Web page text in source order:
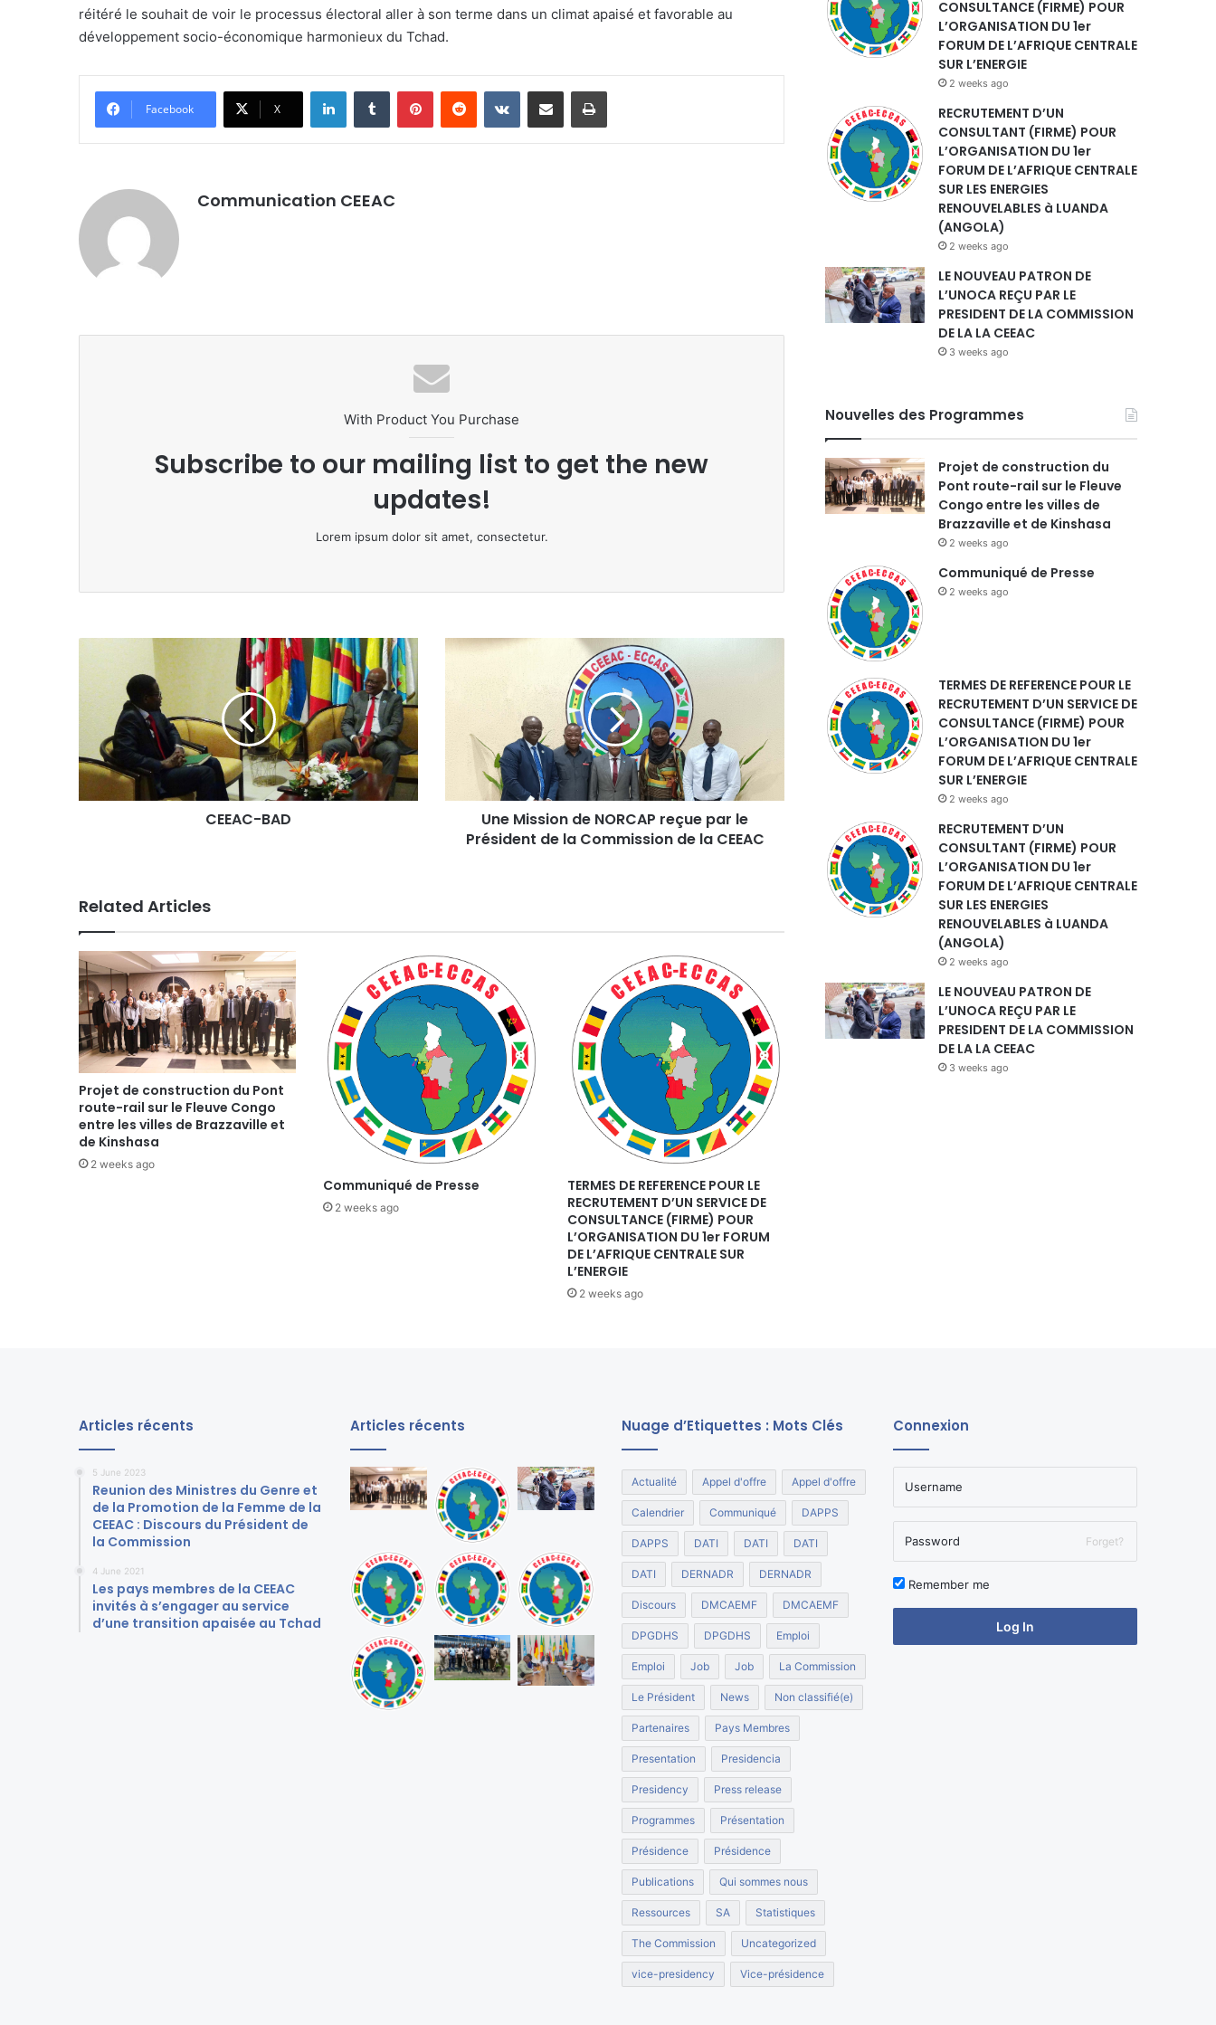
réitéré le souhait de voir le processus électoral aller à son terme dans un climat apaisé et favorable au
développement socio-économique harmonieux du Tchad.
Facebook X
Communication CEEAC
With Product You Purchase
Subscribe to our mailing list to get the new
updates!
Lorem ipsum dolor sit amet, consectetur.
A
C
B
D
CEEAC-BAD
U
o
C
P
r
e
e
p
r
l
e
P
C
m
i
s
s
i
o
n
d
e
l
a
Une Mission de NORCAP reçue par le
Président de la Commission de la CEEAC
Related Articles
Projet de construction du Pont
route-rail sur le Fleuve Congo
entre les villes de Brazzaville et
de Kinshasa
2 weeks ago
Communiqué de Presse
2 weeks ago
TERMES DE REFERENCE POUR LE
RECRUTEMENT D’UN SERVICE DE
CONSULTANCE (FIRME) POUR
L’ORGANISATION DU 1er FORUM
DE L’AFRIQUE CENTRALE SUR
L’ENERGIE
2 weeks ago
CONSULTANCE (FIRME) POUR
L’ORGANISATION DU 1er
FORUM DE L’AFRIQUE CENTRALE
SUR L’ENERGIE
2 weeks ago
RECRUTEMENT D’UN
CONSULTANT (FIRME) POUR
L’ORGANISATION DU 1er
FORUM DE L’AFRIQUE CENTRALE
SUR LES ENERGIES
RENOUVELABLES à LUANDA
(ANGOLA)
2 weeks ago
LE NOUVEAU PATRON DE
L’UNOCA REÇU PAR LE
PRESIDENT DE LA COMMISSION
DE LA LA CEEAC
3 weeks ago
Nouvelles des Programmes
Projet de construction du
Pont route-rail sur le Fleuve
Congo entre les villes de
Brazzaville et de Kinshasa
2 weeks ago
Communiqué de Presse
2 weeks ago
TERMES DE REFERENCE POUR LE
RECRUTEMENT D’UN SERVICE DE
CONSULTANCE (FIRME) POUR
L’ORGANISATION DU 1er
FORUM DE L’AFRIQUE CENTRALE
SUR L’ENERGIE
2 weeks ago
RECRUTEMENT D’UN
CONSULTANT (FIRME) POUR
L’ORGANISATION DU 1er
FORUM DE L’AFRIQUE CENTRALE
SUR LES ENERGIES
RENOUVELABLES à LUANDA
(ANGOLA)
2 weeks ago
LE NOUVEAU PATRON DE
L’UNOCA REÇU PAR LE
PRESIDENT DE LA COMMISSION
DE LA LA CEEAC
3 weeks ago
Articles récents
5 June 2023
Reunion des Ministres du Genre et
de la Promotion de la Femme de la
CEEAC : Discours du Président de
la Commission
4 June 2021
Les pays membres de la CEEAC
invités à s’engager au service
d’une transition apaisée au Tchad
Articles récents Nuage d’Etiquettes : Mots Clés
Actualité Appel d'offre Appel d'offre
Calendrier Communiqué DAPPS
DAPPS DATI DATI DATI
DATI DERNADR DERNADR
Discours DMCAEMF DMCAEMF
DPGDHS DPGDHS Emploi
Emploi Job Job La Commission
Le Président News Non classifié(e)
Partenaires Pays Membres
Presentation Presidencia
Presidency Press release
Programmes Présentation
Présidence Présidence
Publications Qui sommes nous
Ressources SA Statistiques
The Commission Uncategorized
vice-presidency Vice-présidence
Connexion
Forget?
Remember me
Log In